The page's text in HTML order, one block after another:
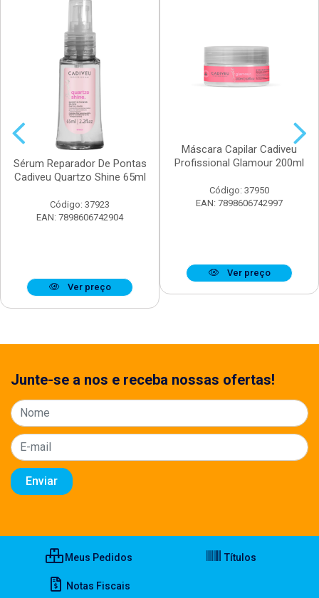
Sérum Reparador De Pontas
Cadiveu Quartzo Shine 65ml
Código: 37923
EAN: 7898606742904
Ver preço
Máscara Capilar Cadiveu
Profissional Glamour 200ml
Código: 37950
EAN: 7898606742997
Ver preço
Junte-se a nos e receba nossas ofertas!
Meus Pedidos Títulos
Notas Fiscais